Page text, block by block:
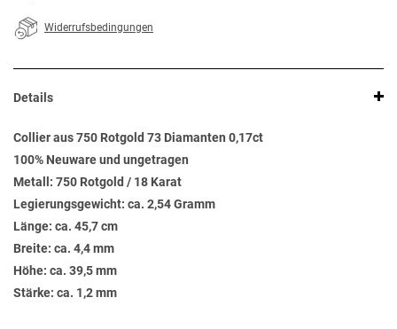
Widerrufsbedingungen
Details
Collier aus 750 Rotgold 73 Diamanten 0,17ct
100% Neuware und ungetragen
Metall: 750 Rotgold / 18 Karat
Legierungsgewicht: ca. 2,54 Gramm
Länge: ca. 45,7 cm
Breite: ca. 4,4 mm
Höhe: ca. 39,5 mm
Stärke: ca. 1,2 mm